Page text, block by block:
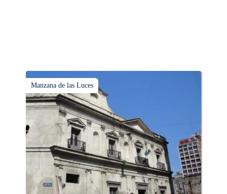
Manzana de las Luces